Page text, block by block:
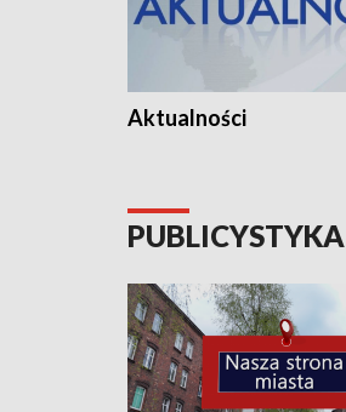
Aktualności
PUBLICYSTYKA